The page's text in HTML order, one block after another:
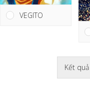
VEGITO
Kết quả